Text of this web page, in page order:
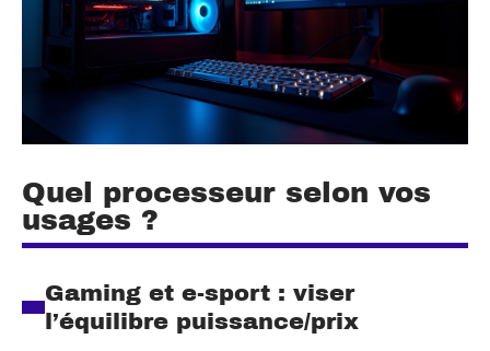
Quel processeur selon vos
usages ?
Gaming et e-sport : viser
l’équilibre puissance/prix